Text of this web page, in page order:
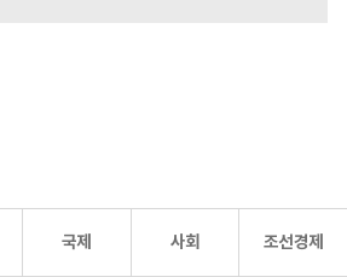
국제 사회 조선경제